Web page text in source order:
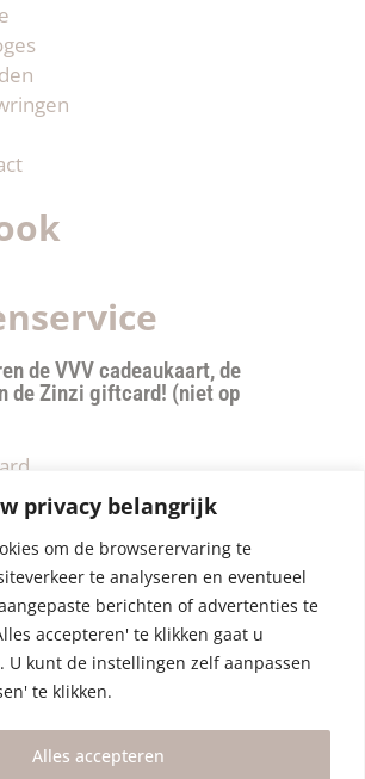
privacy belangrijk
om de browserervaring te
te analyseren en eventueel
berichten of advertenties te
accepteren' te klikken gaat u
U kunt de instellingen zelf aanpassen
te klikken.
Alles accepteren
de VVV cadeaukaart, de
de Zinzi giftcard! (niet op
& verzendkosten
Policy
Voorwaarden